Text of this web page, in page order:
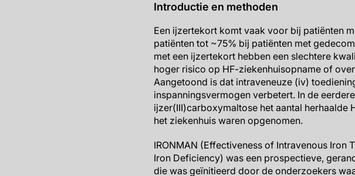
Introductie en methoden
Een ijzertekort komt vaak voor bij patiënten
patiënten tot ~75% bij patiënten met
met een ijzertekort hebben een slechtere
hoger risico op HF-ziekenhuisopname of
Aangetoond is dat intraveneuze (iv)
inspanningsvermogen verbetert. In de
ijzer(III)carboxymaltose het aantal herhaalde
het ziekenhuis waren opgenomen.
IRONMAN (Effectiveness of Intravenous Iron
Iron Deficiency) was een prospectieve,
die was geïnitieerd door de onderzoekers